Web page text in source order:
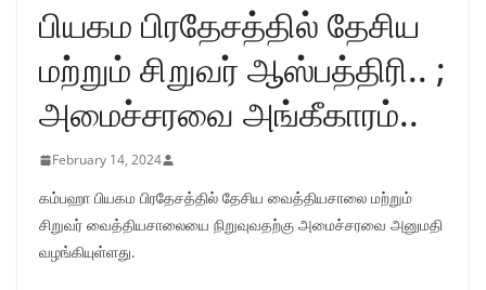
பியகம பிரதேசத்தில் தேசிய
மற்றும் சிறுவர் ஆஸ்பத்திரி.. ;
அமைச்சரவை அங்கீகாரம்..
February 14, 2024
கம்பஹா பியகம பிரதேசத்தில் தேசிய வைத்தியசாலை மற்றும்
சிறுவர் வைத்தியசாலையை நிறுவுவதற்கு அமைச்சரவை அனுமதி
வழங்கியுள்ளது.